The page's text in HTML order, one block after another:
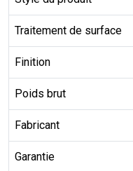
Traitement de surface
Finition
Poids brut
Fabricant
Garantie